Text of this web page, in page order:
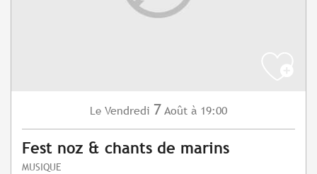
Le Vendredi 7 Août à 19:00
Fest noz & chants de marins
MUSIQUE